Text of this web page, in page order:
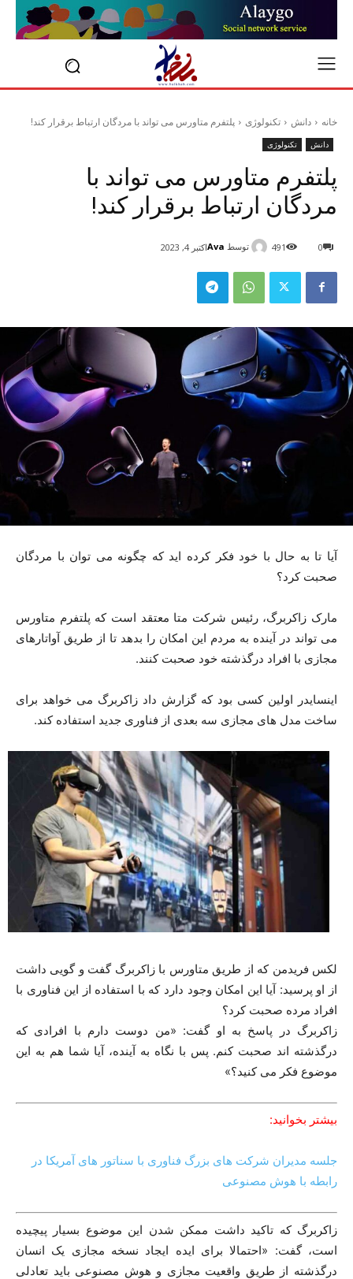
خانه دانش تکنولوژی پلتفرم متاورس می تواند با مردگان ارتباط برقرار کند!
دانش تکنولوژی
پلتفرم متاورس می تواند با
مردگان ارتباط برقرار کند!
توسط Avaاکتبر 4, 2023 0
491
آیا تا به حال با خود فکر کرده اید که چگونه می توان با مردگان
صحبت کرد؟
مارک زاکربرگ، رئیس شرکت متا معتقد است که پلتفرم متاورس
می تواند در آینده به مردم این امکان را بدهد تا از طریق آواتارهای
مجازی با افراد درگذشته خود صحبت کنند.
اینسایدر اولین کسی بود که گزارش داد زاکربرگ می خواهد برای
ساخت مدل های مجازی سه بعدی از فناوری جدید استفاده کند.
لکس فریدمن که از طریق متاورس با زاکربرگ گفت و گویی داشت
از او پرسید: آیا این امکان وجود دارد که با استفاده از این فناوری با
افراد مرده صحبت کرد؟
زاکربرگ در پاسخ به او گفت: «من دوست دارم با افرادی که
درگذشته اند صحبت کنم. پس با نگاه به آینده، آیا شما هم به این
موضوع فکر می کنید؟»
بیشتر بخوانید:
جلسه مدیران شرکت های بزرگ فناوری با سناتور های آمریکا در
رابطه با هوش مصنوعی
زاکربرگ که تاکید داشت ممکن شدن این موضوع بسیار پیچیده
است، گفت: «احتمالا برای ایده ایجاد نسخه مجازی یک انسان
درگذشته از طریق واقعیت مجازی و هوش مصنوعی باید تعادلی